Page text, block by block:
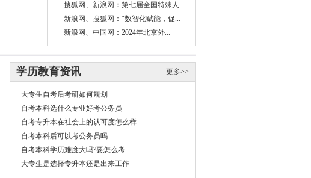
搜狐网、新浪网：第七届全国特殊人...
新浪网、搜狐网：“数智化赋能，促...
新浪网、中国网：2024年北京外...
更多>>
学历教育资讯
大专生自考后考研如何规划
自考本科选什么专业好考公务员
自考专升本在社会上的认可度怎么样
自考本科后可以考公务员吗
自考本科学历难度大吗?要怎么考
大专生是选择专升本还是出来工作